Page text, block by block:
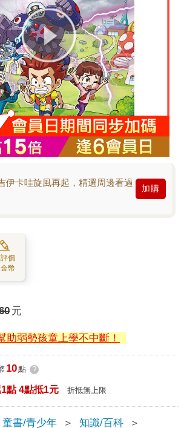
伊卡哇旋風再起，精選周邊看過
加購
價
幣
元
助弱勢孩童上學不中斷！
10點 ?
點 4點抵1元 折抵無上限
童書/青少年 ＞ 知識/百科
＞